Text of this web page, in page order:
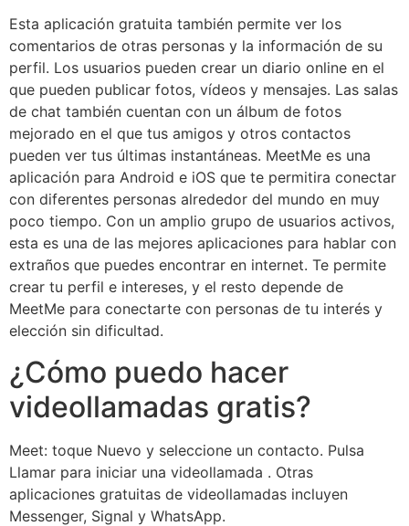
Esta aplicación gratuita también permite ver los
comentarios de otras personas y la información de su
perfil. Los usuarios pueden crear un diario online en el
que pueden publicar fotos, vídeos y mensajes. Las salas
de chat también cuentan con un álbum de fotos
mejorado en el que tus amigos y otros contactos
pueden ver tus últimas instantáneas. MeetMe es una
aplicación para Android e iOS que te permitira conectar
con diferentes personas alrededor del mundo en muy
poco tiempo. Con un amplio grupo de usuarios activos,
esta es una de las mejores aplicaciones para hablar con
extraños que puedes encontrar en internet. Te permite
crear tu perfil e intereses, y el resto depende de
MeetMe para conectarte con personas de tu interés y
elección sin dificultad.
¿Cómo puedo hacer
videollamadas gratis?
Meet: toque Nuevo y seleccione un contacto. Pulsa
Llamar para iniciar una videollamada . Otras
aplicaciones gratuitas de videollamadas incluyen
Messenger, Signal y WhatsApp.